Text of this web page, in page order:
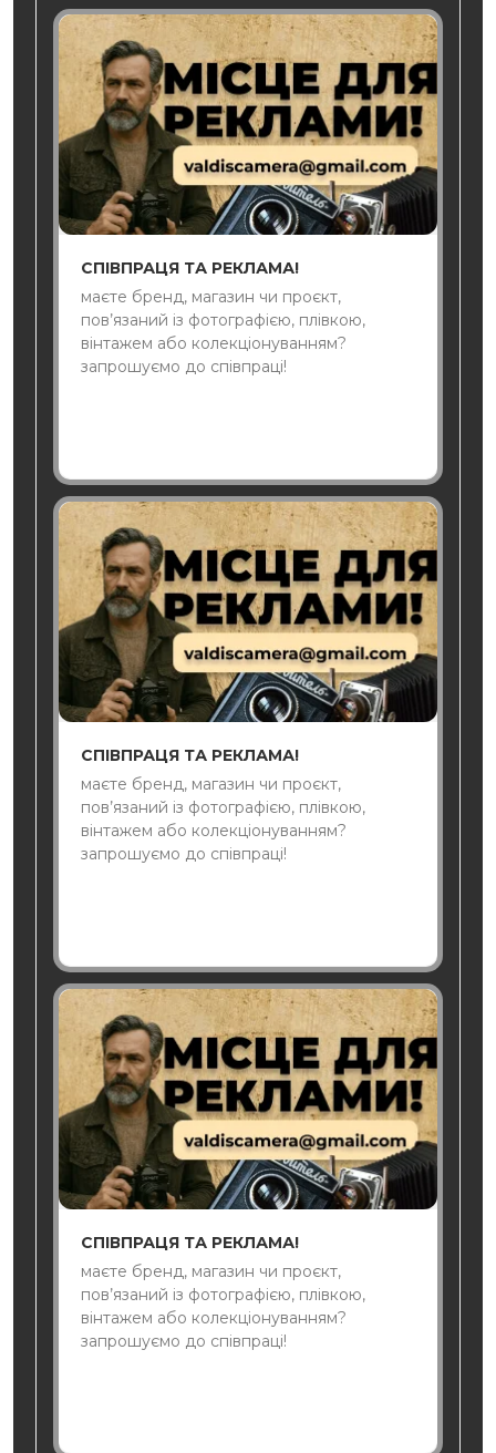
СПІВПРАЦЯ ТА РЕКЛАМА!
маєте бренд, магазин чи проєкт,
пов’язаний із фотографією, плівкою,
вінтажем або колекціонуванням?
запрошуємо до співпраці!
СПІВПРАЦЯ ТА РЕКЛАМА!
маєте бренд, магазин чи проєкт,
пов’язаний із фотографією, плівкою,
вінтажем або колекціонуванням?
запрошуємо до співпраці!
СПІВПРАЦЯ ТА РЕКЛАМА!
маєте бренд, магазин чи проєкт,
пов’язаний із фотографією, плівкою,
вінтажем або колекціонуванням?
запрошуємо до співпраці!